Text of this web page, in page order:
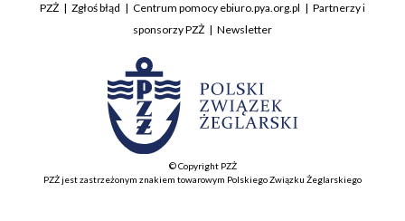
PZŻ
Zgłoś błąd Centrum pomocy ebiuro.pya.org.pl
Partnerzy i
sponsorzy PZŻ
Newsletter
© Copyright PZŻ
PZŻ jest zastrzeżonym znakiem towarowym Polskiego Związku Żeglarskiego